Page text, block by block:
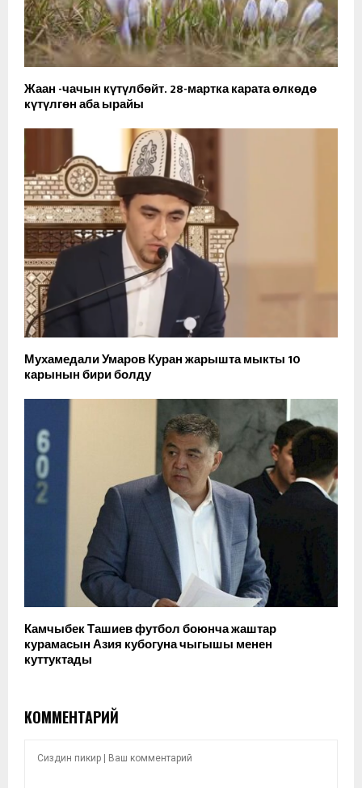
Жаан -чачын күтүлбөйт. 28-мартка карата өлкөдө
күтүлгөн аба ырайы
Мухамедали Умаров Куран жарышта мыкты 10
карынын бири болду
Камчыбек Ташиев футбол боюнча жаштар
курамасын Азия кубогуна чыгышы менен
куттуктады
КОММЕНТАРИЙ